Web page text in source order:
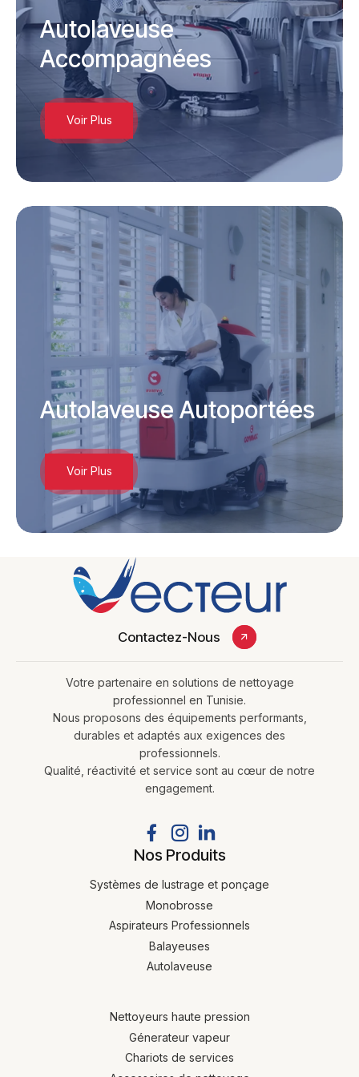
Loading. Please wait.
Autolaveuse
Accompagnées
Voir Plus
Autolaveuse Autoportées
Voir Plus
Contactez-Nous
Votre partenaire en solutions de nettoyage
professionnel en Tunisie.
Nous proposons des équipements performants,
durables et adaptés aux exigences des
professionnels.
Qualité, réactivité et service sont au cœur de notre
engagement.
Nos Produits
Systèmes de lustrage et ponçage
Monobrosse
Aspirateurs Professionnels
Balayeuses
Autolaveuse
Nettoyeurs haute pression
Génerateur vapeur
Chariots de services